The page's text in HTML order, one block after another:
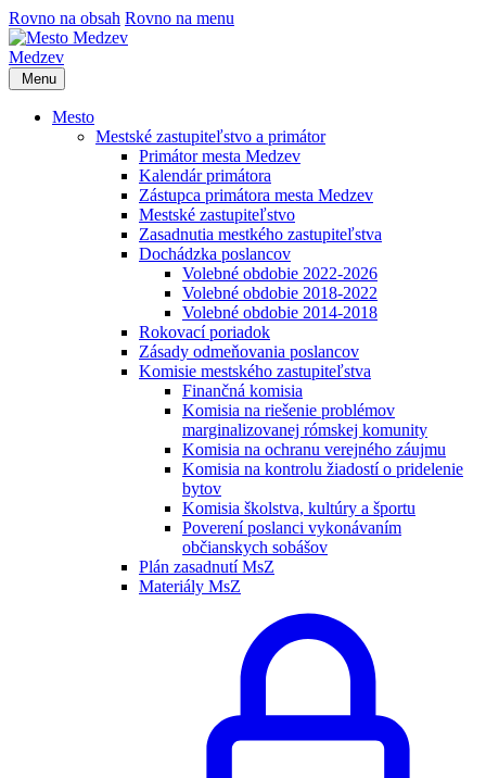
Rovno na obsah Rovno na menu
Medzev
Menu
Mesto
Mestské zastupiteľstvo a primátor
Primátor mesta Medzev
Kalendár primátora
Zástupca primátora mesta Medzev
Mestské zastupiteľstvo
Zasadnutia mestkého zastupiteľstva
Dochádzka poslancov
Volebné obdobie 2022-2026
Volebné obdobie 2018-2022
Volebné obdobie 2014-2018
Rokovací poriadok
Zásady odmeňovania poslancov
Komisie mestského zastupiteľstva
Finančná komisia
Komisia na riešenie problémov
marginalizovanej rómskej komunity
Komisia na ochranu verejného záujmu
Komisia na kontrolu žiadostí o pridelenie
bytov
Komisia školstva, kultúry a športu
Poverení poslanci vykonávaním
občianskych sobášov
Plán zasadnutí MsZ
Materiály MsZ